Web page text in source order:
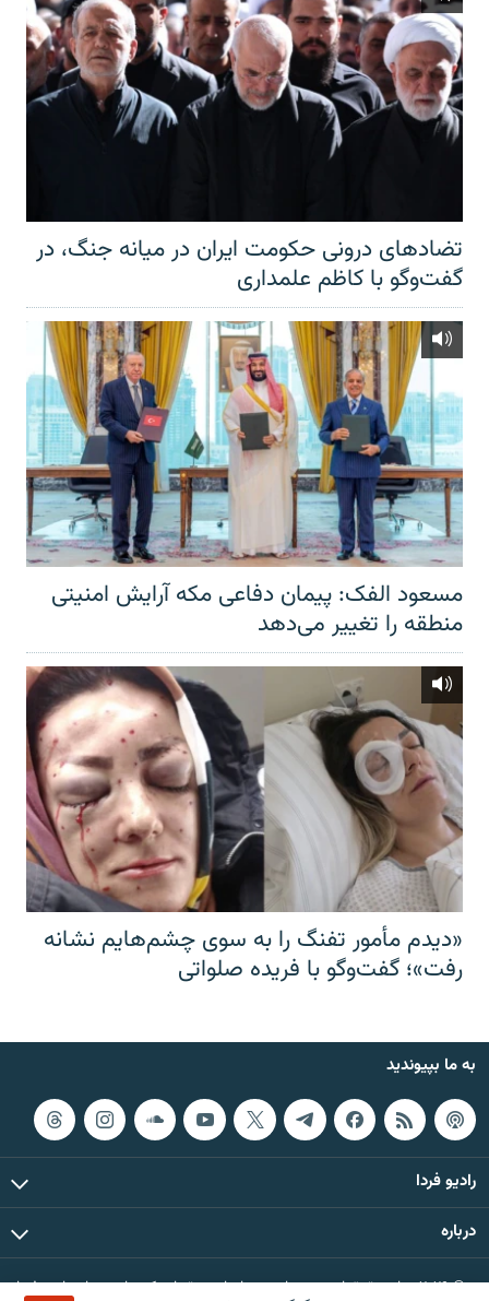
تضادهای درونی حکومت ایران در میانه جنگ، در
گفت‌‌وگو با کاظم علمداری
مسعود الفک: پیمان دفاعی مکه آرایش امنیتی
منطقه را تغییر می‌دهد
«دیدم مأمور تفنگ را به سوی چشم‌هایم نشانه
رفت»؛ گفت‌و‌گو با فریده صلواتی
به ما بپیوندید
رادیو فردا
درباره
© ۲۰۲۶ تمام حقوق این وب‌سایت، بر اساس مقررات کپی‌رایت، برای رادیو فردا